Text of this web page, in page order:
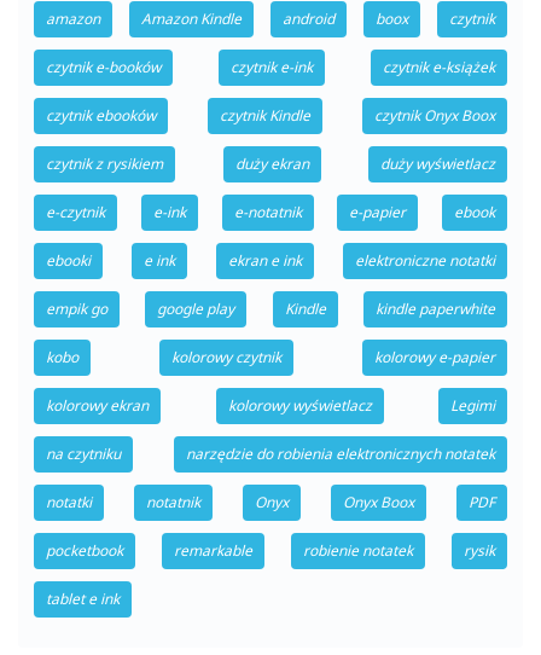
amazon Amazon Kindle android boox czytnik
czytnik e-booków czytnik e-ink czytnik e-książek
czytnik ebooków czytnik Kindle czytnik Onyx Boox
czytnik z rysikiem duży ekran duży wyświetlacz
e-czytnik e-ink e-notatnik e-papier ebook
ebooki e ink ekran e ink elektroniczne notatki
empik go google play Kindle kindle paperwhite
kobo kolorowy czytnik kolorowy e-papier
kolorowy ekran kolorowy wyświetlacz Legimi
na czytniku narzędzie do robienia elektronicznych notatek
notatki notatnik Onyx Onyx Boox PDF
pocketbook remarkable robienie notatek rysik
tablet e ink